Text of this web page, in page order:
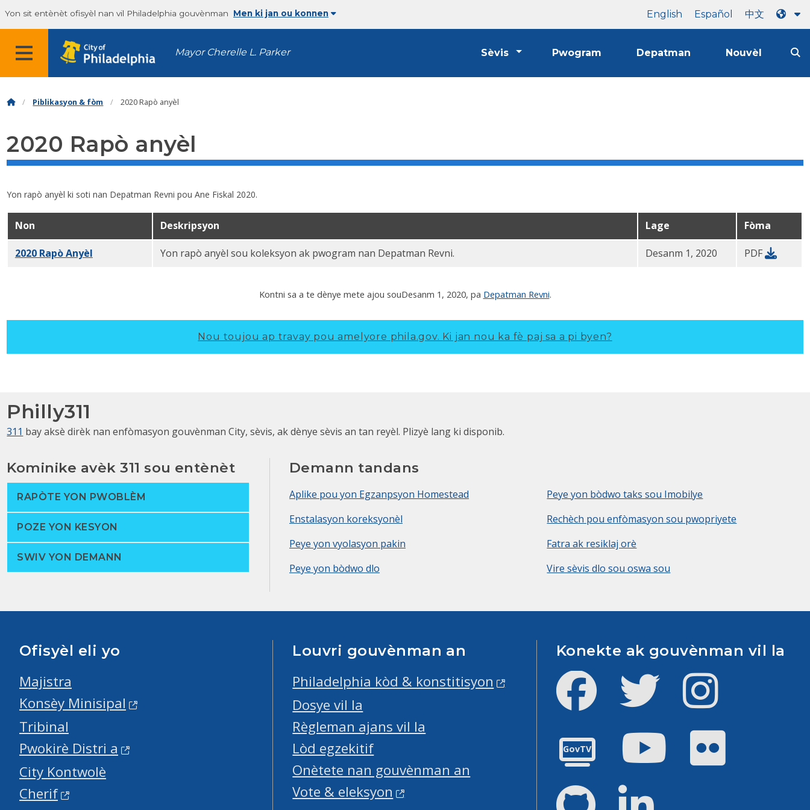
Yon sit entènèt ofisyèl nan vil Philadelphia gouvènman Men ki jan ou konnen English Español 中文
Mayor Cherelle L. Parker Sèvis Pwogram Depatman Nouvèl
Piblikasyon & fòm 2020 Rapò anyèl
2020 Rapò anyèl
Yon rapò anyèl ki soti nan Depatman Revni pou Ane Fiskal 2020.
Non Deskripsyon Lage Fòma
2020 Rapò Anyèl Yon rapò anyèl sou koleksyon ak pwogram nan Depatman Revni. Desanm 1, 2020 PDF
Kontni sa a te dènye mete ajou souDesanm 1, 2020, pa Depatman Revni.
Nou toujou ap travay pou amelyore phila.gov. Ki jan nou ka fè paj sa a pi byen?
Philly311
311 bay aksè dirèk nan enfòmasyon gouvènman City, sèvis, ak dènye sèvis an tan reyèl. Plizyè lang ki disponib.
Kominike avèk 311 sou entènèt
RAPÒTE YON PWOBLÈM
POZE YON KESYON
SWIV YON DEMANN
Demann tandans
Aplike pou yon Egzanpsyon Homestead
Enstalasyon koreksyonèl
Peye yon vyolasyon pakin
Peye yon bòdwo dlo
Peye yon bòdwo taks sou Imobilye
Rechèch pou enfòmasyon sou pwopriyete
Fatra ak resiklaj orè
Vire sèvis dlo sou oswa sou
Ofisyèl eli yo
Majistra
Konsèy Minisipal
Tribinal
Pwokirè Distri a
City Kontwolè
Cherif
Louvri gouvènman an
Philadelphia kòd & konstitisyon
Dosye vil la
Règleman ajans vil la
Lòd egzekitif
Onètete nan gouvènman an
Vote & eleksyon
Konekte ak gouvènman vil la
FacebookTwitter Instagram
GovTV
Youtube Flickr
GitHub